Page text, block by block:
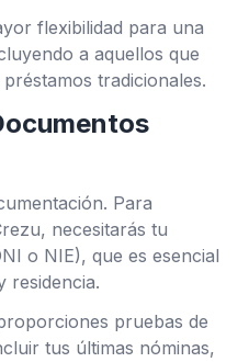
flexibilidad para una
a aquellos que
tradicionales.
Para
necesitarás tu
o NIE), que es esencial
residencia.
pruebas de
tus últimas nóminas,